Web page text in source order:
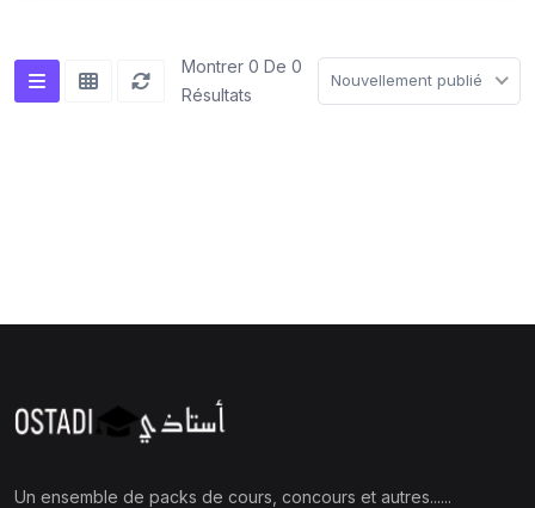
Montrer 0 De 0
Résultats
Nouvellement publié
Un ensemble de packs de cours, concours et autres......